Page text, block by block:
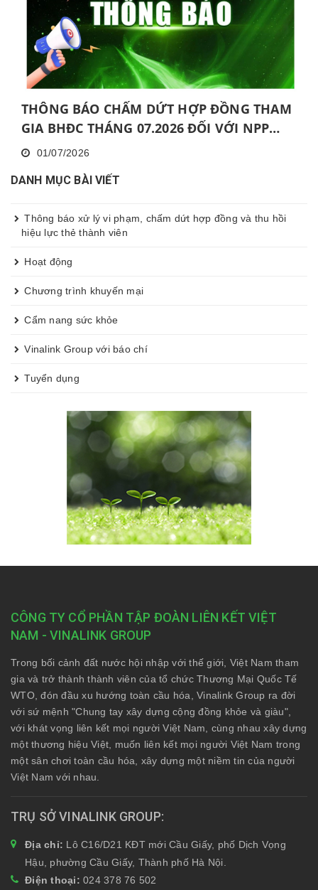
THÔNG BÁO CHẤM DỨT HỢP ĐỒNG THAM
GIA BHĐC THÁNG 07.2026 ĐỐI VỚI NPP
KHÔNG HOÀN THÀNH MỨC NĂNG ĐỘNG
HOÀN THÀNH ĐÀO TẠO CƠ BẢN TRONG 30
01/07/2026
DANH MỤC BÀI VIẾT
Thông báo xử lý vi phạm, chấm dứt hợp đồng và thu hồi
hiệu lực thẻ thành viên
Hoạt động
Chương trình khuyến mại
Cẩm nang sức khỏe
Vinalink Group với báo chí
Tuyển dụng
CÔNG TY CỔ PHẦN TẬP ĐOÀN LIÊN KẾT VIỆT
NAM - VINALINK GROUP
Trong bối cảnh đất nước hội nhập với thế giới, Việt Nam tham
gia và trở thành thành viên của tổ chức Thương Mại Quốc Tế
WTO, đón đầu xu hướng toàn cầu hóa, Vinalink Group ra đời
với sứ mệnh "Chung tay xây dựng cộng đồng khỏe và giàu",
với khát vọng liên kết mọi người Việt Nam, cùng nhau xây dựng
một thương hiệu Việt, muốn liên kết mọi người Việt Nam trong
một sân chơi toàn cầu hóa, xây dựng một niềm tin của người
Việt Nam với nhau.
TRỤ SỞ VINALINK GROUP
Địa chỉ: Lô C16/D21 KĐT mới Cầu Giấy, phố Dịch Vọng
Hậu, phường Cầu Giấy, Thành phố Hà Nội.
Điện thoại: 024 378 76 502